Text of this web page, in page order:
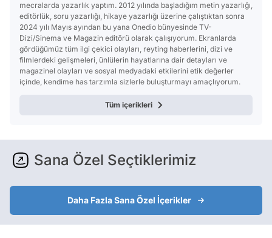
mecralarda yazarlık yaptım. 2012 yılında başladığım metin yazarlığı,
editörlük, soru yazarlığı, hikaye yazarlığı üzerine çalıştıktan sonra
2024 yılı Mayıs ayından bu yana Onedio bünyesinde TV-
Dizi/Sinema ve Magazin editörü olarak çalışıyorum. Ekranlarda
gördüğümüz tüm ilgi çekici olayları, reyting haberlerini, dizi ve
filmlerdeki gelişmeleri, ünlülerin hayatlarına dair detayları ve
magazinel olayları ve sosyal medyadaki etkilerini etik değerler
içinde, kendime has tarzımla sizlerle buluşturmayı amaçlıyorum.
Tüm içerikleri
Sana Özel Seçtiklerimiz
Daha Fazla Sana Özel İçerikler